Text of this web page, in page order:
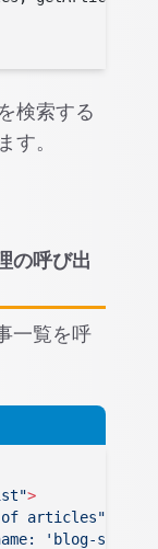
検索する
。
の呼び出
一覧を呼
>
articles"
'blog-